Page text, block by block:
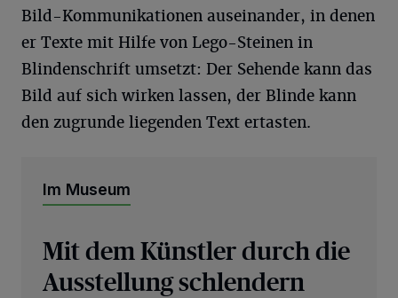
Bild-Kommunikationen auseinander, in denen
er Texte mit Hilfe von Lego-Steinen in
Blindenschrift umsetzt: Der Sehende kann das
Bild auf sich wirken lassen, der Blinde kann
den zugrunde liegenden Text ertasten.
Im Museum
Mit dem Künstler durch die
Ausstellung schlendern